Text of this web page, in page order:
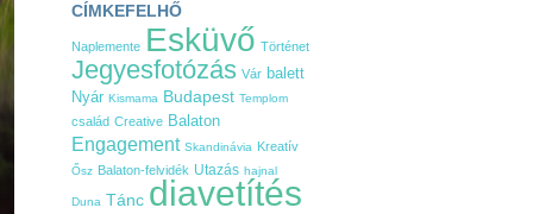
CÍMKEFELHŐ
Naplemente Esküvő Történet
Jegyesfotózás Vár balett
Nyár Kismama Budapest Templom
család Creative Balaton
Engagement Skandinávia Kreatív
Ősz Balaton-felvidék Utazás hajnal
Duna Tánc diavetítés